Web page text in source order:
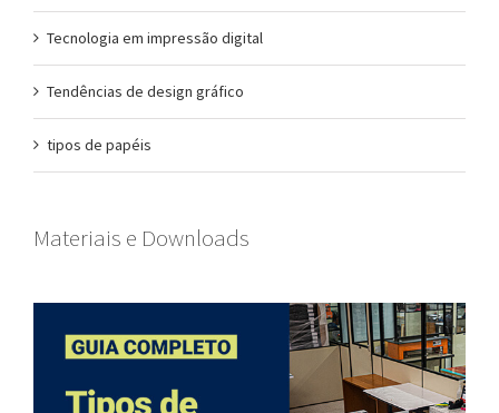
Tecnologia em impressão digital
Tendências de design gráfico
tipos de papéis
Materiais e Downloads